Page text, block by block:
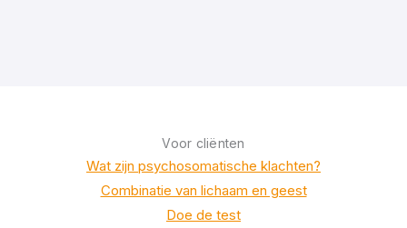
Voor cliënten
Wat zijn psychosomatische klachten?
Combinatie van lichaam en geest
Doe de test